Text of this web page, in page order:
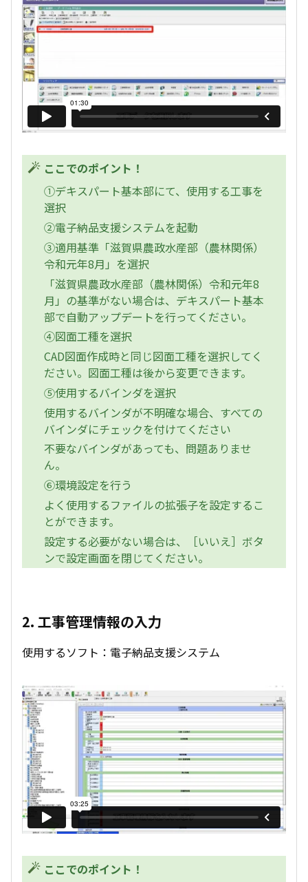
ここでのポイント！
①デキスパート基本部にて、使用する工事を
選択
②電子納品支援システムを起動
③適用基準「滋賀県農政水産部（農林関係）
令和元年8月」を選択
「滋賀県農政水産部（農林関係）令和元年8
月」の基準がない場合は、デキスパート基本
部で自動アップデートを行ってください。
④図面工種を選択
CAD図面作成時と同じ図面工種を選択してく
ださい。図面工種は後から変更できます。
⑤使用するバインダを選択
使用するバインダが不明確な場合、すべての
バインダにチェックを付けてください
不要なバインダがあっても、問題ありませ
ん。
⑥環境設定を行う
よく使用するファイルの拡張子を設定するこ
とができます。
設定する必要がない場合は、［いいえ］ボタ
ンで設定画面を閉じてください。
2. 工事管理情報の入力
使用するソフト：電子納品支援システム
ここでのポイント！